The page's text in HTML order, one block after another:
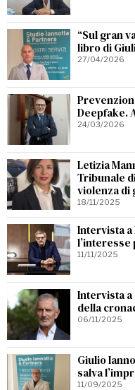
“Sul gran
libro di
27/04/2026
Deepfake.
24/03/2026
Letizia
Tribunale
violenza di
18/11/2025
Intervista a
l’interesse
11/11/2025
Intervista
della
06/11/2025
Giulio
salva
11/09/2025